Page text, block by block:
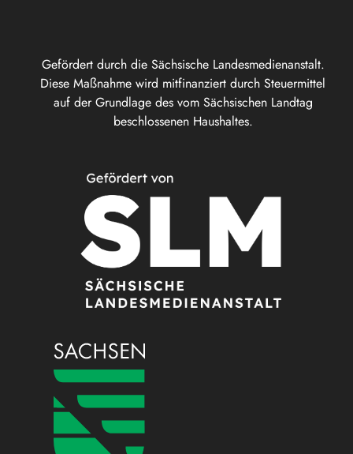
Gefördert durch die Sächsische Landesmedienanstalt.
Diese Maßnahme wird mitfinanziert durch Steuermittel
auf der Grundlage des vom Sächsischen Landtag
beschlossenen Haushaltes.